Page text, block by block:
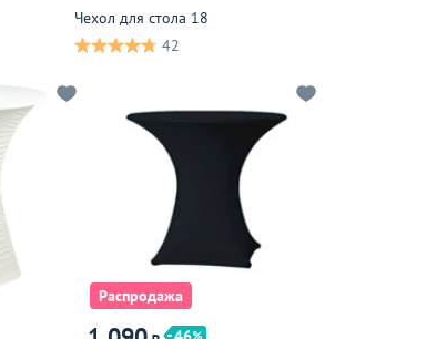
Чехол для стола 18
42
Распродажа